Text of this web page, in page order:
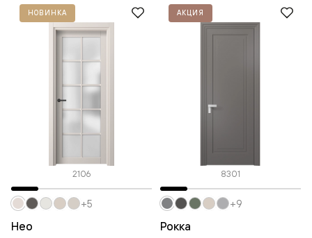
НОВИНКА
2106
Нео
+5
АКЦИЯ
8301
Рокка
+9